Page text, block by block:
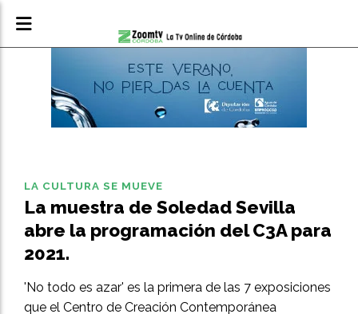
La muestra de Soledad Sevilla
abre la programación del C3A para
2021.
'No todo es azar' es la primera de las 7 exposiciones
que el Centro de Creación Contemporánea
LA CULTURA SE MUEVE